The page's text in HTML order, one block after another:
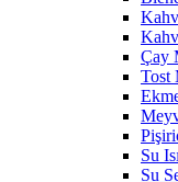
Çay
Tost
Su
Su